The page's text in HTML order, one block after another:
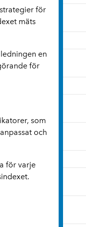
för
mäts
en
för
som
och
för varje